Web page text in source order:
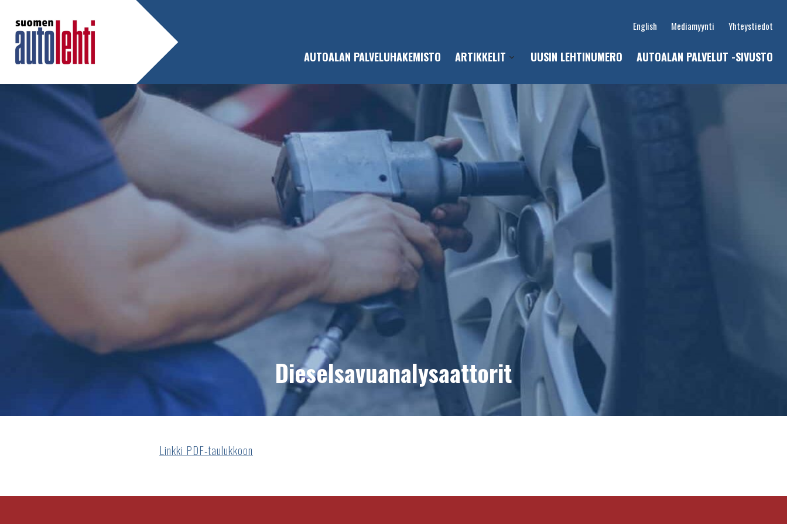
English Mediamyynti Yhteystiedot
AUTOALAN PALVELUHAKEMISTO ARTIKKELIT
sub-
menu
UUSIN LEHTINUMERO AUTOALAN PALVELUT -SIVUSTO
Dieselsavuanalysaattorit
Linkki PDF-taulukkoon